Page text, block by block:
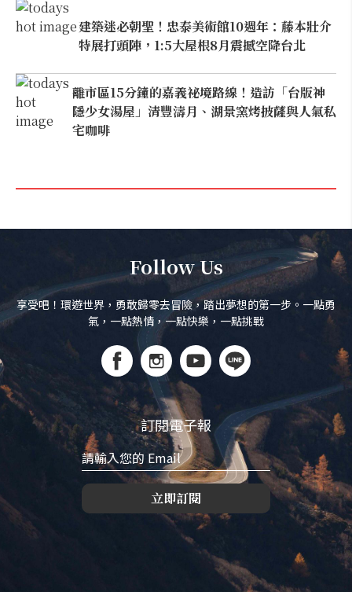
建築迷必朝聖！忠泰美術館10週年：藤本壯介
特展打頭陣，1:5大屋根8月震撼空降台北
離市區15分鐘的嘉義祕境路線！造訪「台版神
隱少女湯屋」清豐濤月、湖景窯烤披薩與人氣私
宅咖啡
Follow Us
享受吧！環遊世界，勇敢歸零去冒險，踏出夢想的第一步。一點勇
氣，一點熱情，一點快樂，一點挑戰
訂閱電子報
立即訂閱